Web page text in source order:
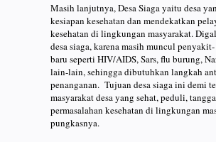
Masih lanjutnya, Desa Siaga yaitu desa
kesiapan kesehatan dan mendekatkan
kesehatan di lingkungan masyarakat.
desa siaga, karena masih muncul
baru seperti HIV/AIDS, Sars, flu burung,
lain-lain, sehingga dibutuhkan langkah
penanganan. Tujuan desa siaga ini demi
masyarakat desa yang sehat, peduli,
permasalahan kesehatan di lingkungan
pungkasnya.